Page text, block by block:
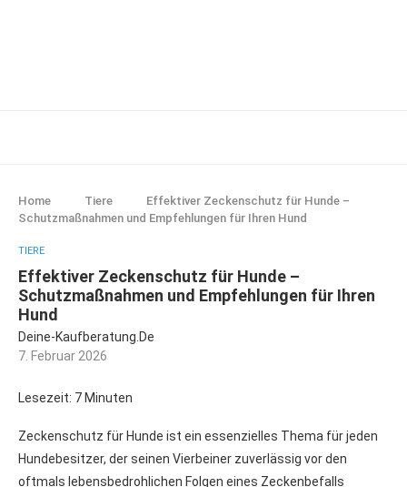
Home Tiere
Effektiver Zeckenschutz für Hunde –
Schutzmaßnahmen und Empfehlungen für Ihren Hund
TIERE
Effektiver Zeckenschutz für Hunde –
Schutzmaßnahmen und Empfehlungen für Ihren
Hund
Deine-Kaufberatung.de
7. Februar 2026
Lesezeit: 7 Minuten
Zeckenschutz für Hunde ist ein essenzielles Thema für jeden
Hundebesitzer, der seinen Vierbeiner zuverlässig vor den
oftmals lebensbedrohlichen Folgen eines Zeckenbefalls